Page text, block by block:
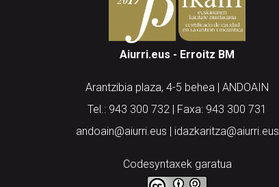
Aiurri.eus - Erroitz BM
Arantzibia plaza, 4-5 behea | ANDOAIN
Tel.: 943 300 732 | Faxa: 943 300 731
andoain@aiurri.eus | idazkaritza@aiurri.eus
Codesyntaxek garatua